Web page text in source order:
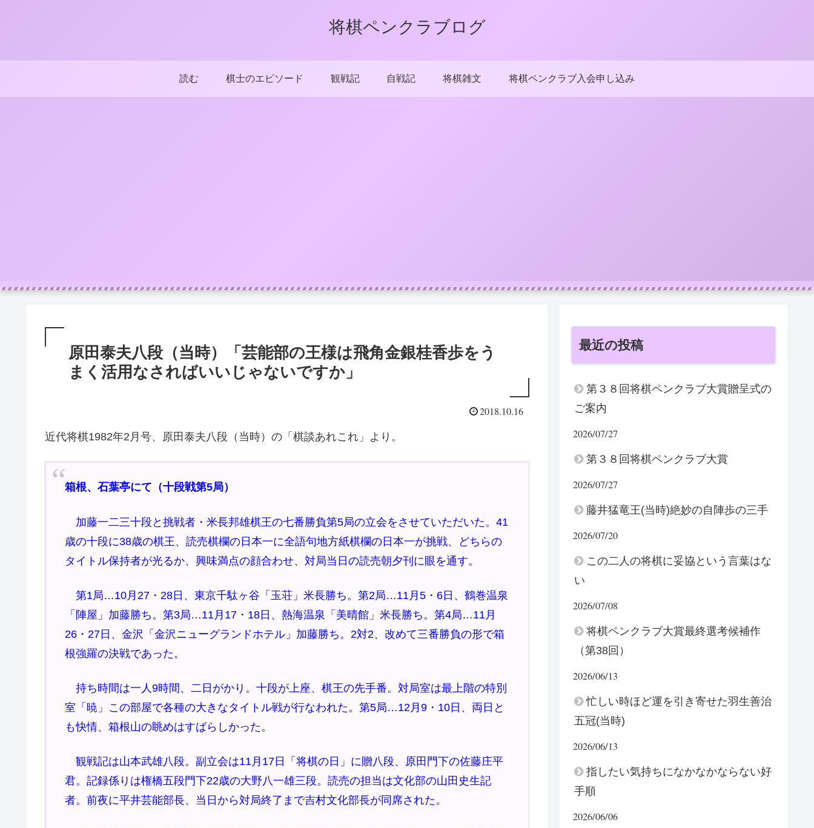
将棋ペンクラブログ
読む 棋士のエピソード 観戦記 自戦記 将棋雑文 将棋ペンクラブ入会申し込み
原田泰夫八段（当時）「芸能部の王様は飛角金銀桂香歩をう
まく活用なさればいいじゃないですか」
2018.10.16
近代将棋1982年2月号、原田泰夫八段（当時）の「棋談あれこれ」より。
箱根、石葉亭にて（十段戦第5局）
加藤一二三十段と挑戦者・米長邦雄棋王の七番勝負第5局の立会をさせていただいた。41
歳の十段に38歳の棋王、読売棋欄の日本一に全語句地方紙棋欄の日本一が挑戦、どちらの
タイトル保持者が光るか、興味満点の顔合わせ、対局当日の読売朝夕刊に眼を通す。
第1局…10月27・28日、東京千駄ヶ谷「玉荘」米長勝ち。第2局…11月5・6日、鶴巻温泉
「陣屋」加藤勝ち。第3局…11月17・18日、熱海温泉「美晴館」米長勝ち。第4局…11月
26・27日、金沢「金沢ニューグランドホテル」加藤勝ち。2対2、改めて三番勝負の形で箱
根強羅の決戦であった。
持ち時間は一人9時間、二日がかり。十段が上座、棋王の先手番。対局室は最上階の特別
室「暁」この部屋で各種の大きなタイトル戦が行なわれた。第5局…12月9・10日、両日と
も快情、箱根山の眺めはすばらしかった。
観戦記は山本武雄八段。副立会は11月17日「将棋の日」に贈八段、原田門下の佐藤庄平
君。記録係りは権橋五段門下22歳の大野八一雄三段。読売の担当は文化部の山田史生記
者。前夜に平井芸能部長、当日から対局終了まで吉村文化部長が同席された。
最近の投稿
第３８回将棋ペンクラブ大賞贈呈式の
ご案内
2026/07/27
第３８回将棋ペンクラブ大賞
2026/07/27
藤井猛竜王(当時)絶妙の自陣歩の三手
2026/07/20
この二人の将棋に妥協という言葉はな
い
2026/07/08
将棋ペンクラブ大賞最終選考候補作
（第38回）
2026/06/13
忙しい時ほど運を引き寄せた羽生善治
五冠(当時)
2026/06/13
指したい気持ちになかなかならない好
手順
2026/06/06